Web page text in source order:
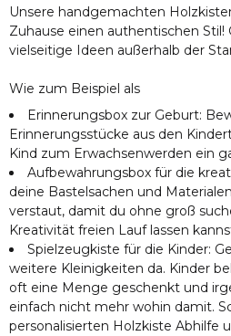
Unsere handgemachten
Zuhause einen authentischen Stil!
vielseitige Ideen außerhalb der
Wie zum Beispiel als
Erinnerungsbox zur Geburt:
Erinnerungsstücke aus den
Kind zum Erwachsenwerden ein
Aufbewahrungsbox für die
deine Bastelsachen und
verstaut, damit du ohne groß
Kreativität freien Lauf lassen
Spielzeugkiste für die Kinder:
weitere Kleinigkeiten da. Kinder
oft eine Menge geschenkt und
einfach nicht mehr wohin damit.
personalisierten Holzkiste Abhilfe